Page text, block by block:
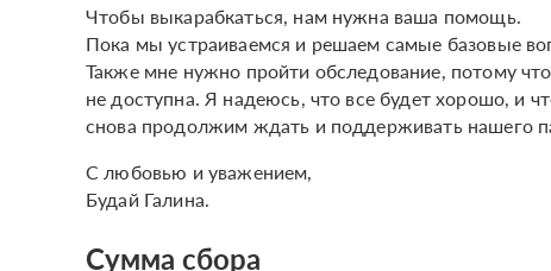
Чтобы выкарабкаться, нам нужна ваша помощь.
Пока мы устраиваемся и решаем самые базовые
Также мне нужно пройти обследование, потому
не доступна. Я надеюсь, что все будет хорошо, и
снова продолжим ждать и поддерживать нашего
С любовью и уважением,
Будай Галина.
Сумма сбора